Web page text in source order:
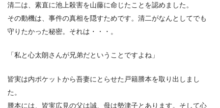
清二は、素直に池上殺害を山藤に命じたことを認めました。
その動機は、事件の真相を隠すためです。清二がなんとしてでも
守りたかった秘密。それは・・・。
「私と心太朗さんが兄弟だということですよね」
皆実は内ポケットから吾妻にとらせた戸籍謄本を取り出しまし
た。
謄本には、皆実広見の父は誠、母は勢津子とあります。そして心